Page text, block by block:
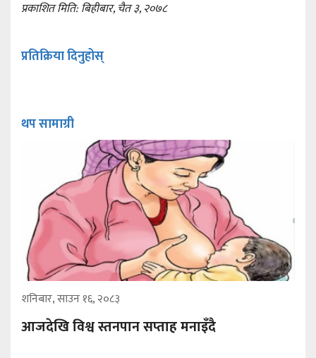
प्रकाशित मिति: बिहीबार, चैत ३, २०७८
प्रतिक्रिया दिनुहोस्
थप सामाग्री
शनिबार, साउन १६, २०८३
आजदेखि विश्व स्तनपान सप्ताह मनाइँदै